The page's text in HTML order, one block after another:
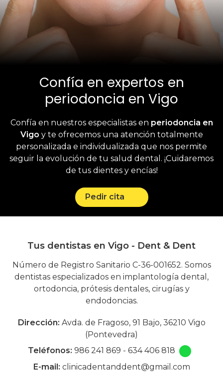
Confía en expertos en
periodoncia en Vigo
Confía en nuestros especialistas en periodoncia en
Vigo y te ofrecemos una atención totalmente
personalizada e individualizada que nos permite
seguir la evolución de tu salud dental. ¡Cuidaremos
de tus dientes y encías!
Pedir cita
Tus dentistas en Vigo - Dent & Dent
Número de Registro Sanitario C-36-001652. Somos
dentistas especializados en implantología dental,
ortodoncia, prótesis dentales, cirugías y
endodoncias.
Dirección: Avda. de Fragoso, 91 Bajo, 36210 Vigo
(Pontevedra)
Teléfonos: 986 241 869 - 634 406 818
E-mail: clinicadentanddent@gmail.com